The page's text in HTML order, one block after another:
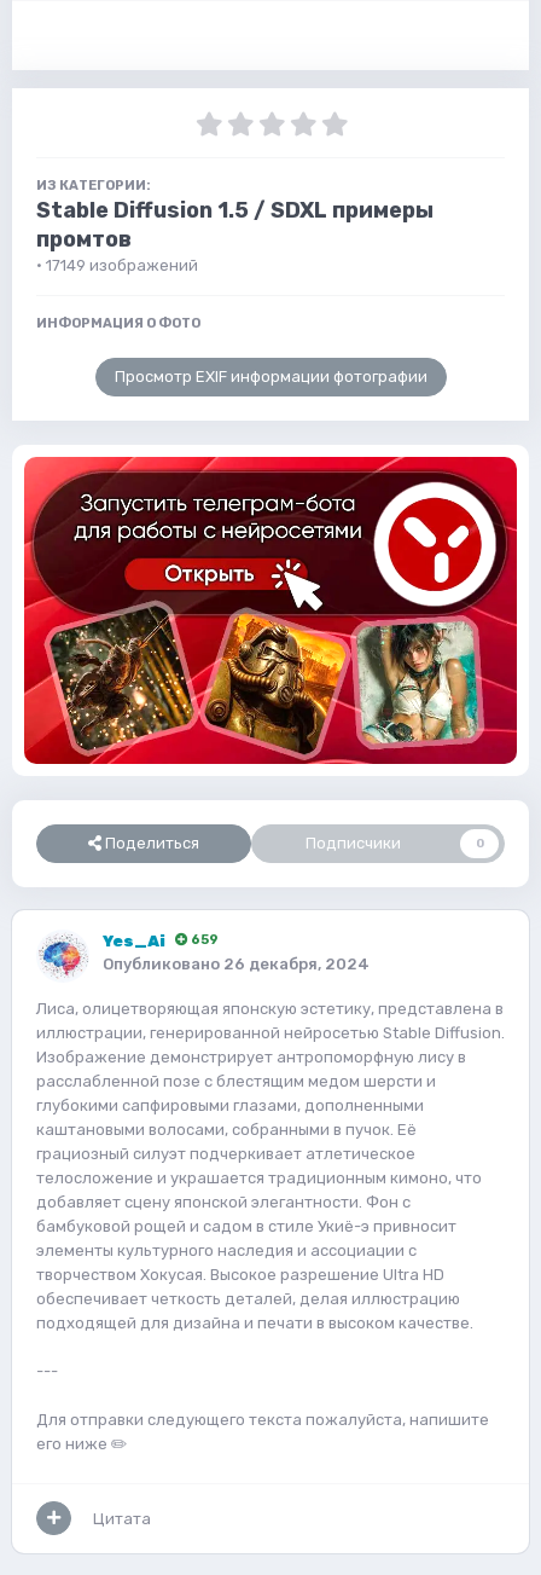
ИЗ КАТЕГОРИИ:
Stable Diffusion 1.5 / SDXL примеры
промтов
· 17149 изображений
ИНФОРМАЦИЯ О ФОТО
Просмотр EXIF информации фотографии
Поделиться Подписчики 0
Yes_Ai 659
Опубликовано 26 декабря, 2024
Лиса, олицетворяющая японскую эстетику, представлена в
иллюстрации, генерированной нейросетью Stable Diffusion.
Изображение демонстрирует антропоморфную лису в
расслабленной позе с блестящим медом шерсти и
глубокими сапфировыми глазами, дополненными
каштановыми волосами, собранными в пучок. Её
грациозный силуэт подчеркивает атлетическое
телосложение и украшается традиционным кимоно, что
добавляет сцену японской элегантности. Фон с
бамбуковой рощей и садом в стиле Укиё-э привносит
элементы культурного наследия и ассоциации с
творчеством Хокусая. Высокое разрешение Ultra HD
обеспечивает четкость деталей, делая иллюстрацию
подходящей для дизайна и печати в высоком качестве.
---
Для отправки следующего текста пожалуйста, напишите
его ниже ✏️
Цитата